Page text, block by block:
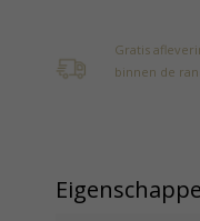
Gratis
binnen de